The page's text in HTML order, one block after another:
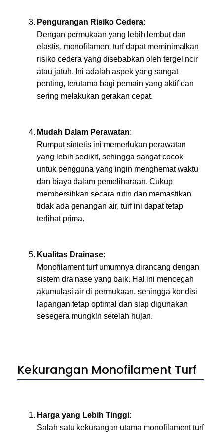
Pengurangan Risiko Cedera:
Dengan permukaan yang lebih lembut dan
elastis, monofilament turf dapat meminimalkan
risiko cedera yang disebabkan oleh tergelincir
atau jatuh. Ini adalah aspek yang sangat
penting, terutama bagi pemain yang aktif dan
sering melakukan gerakan cepat.
Mudah Dalam Perawatan:
Rumput sintetis ini memerlukan perawatan
yang lebih sedikit, sehingga sangat cocok
untuk pengguna yang ingin menghemat waktu
dan biaya dalam pemeliharaan. Cukup
membersihkan secara rutin dan memastikan
tidak ada genangan air, turf ini dapat tetap
terlihat prima.
Kualitas Drainase:
Monofilament turf umumnya dirancang dengan
sistem drainase yang baik. Hal ini mencegah
akumulasi air di permukaan, sehingga kondisi
lapangan tetap optimal dan siap digunakan
sesegera mungkin setelah hujan.
Kekurangan Monofilament Turf
Harga yang Lebih Tinggi:
Salah satu kekurangan utama monofilament turf